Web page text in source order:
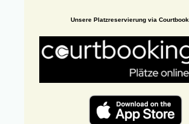
Unsere Platzreservierung via